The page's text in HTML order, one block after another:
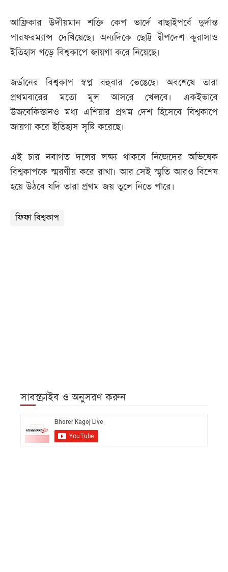
আফ্রিকার উদীয়মান শক্তি কেপ ভার্দে বাছাইপর্বে দুর্দান্ত
পারফরম্যান্স দেখিয়েছে। অন্যদিকে ছোট্ট দ্বীপদেশ কুরাসাও
ইতিহাস গড়ে বিশ্বকাপে জায়গা করে নিয়েছে।
জর্ডানের বিশ্বকাপ স্বপ্ন বহুবার ভেঙেছে। অবশেষে তারা
প্রথমবারের মতো মূল আসরে খেলবে। একইভাবে
উজবেকিস্তানও মধ্য এশিয়ার প্রথম দেশ হিসেবে বিশ্বকাপে
জায়গা করে ইতিহাস সৃষ্টি করেছে।
এই চার নবাগত দলের লক্ষ্য থাকবে নিজেদের অভিষেক
বিশ্বকাপকে স্মরণীয় করে রাখা। আর সেই স্মৃতি আরও বিশেষ
হয়ে উঠবে যদি তারা প্রথম জয় তুলে নিতে পারে।
ফিফা বিশ্বকাপ
সাবস্ক্রাইব ও অনুসরণ করুন